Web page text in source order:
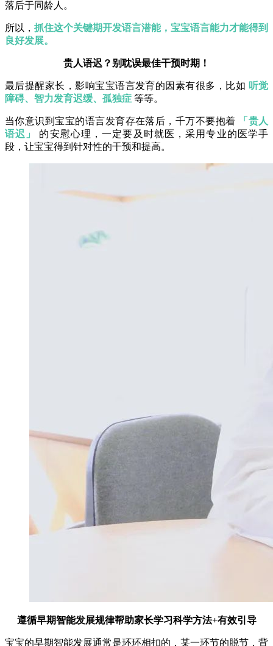
落后于同龄人。
所以， 抓住这个关键期开发语言潜能，宝宝语言能力才能得到
良好发展。
贵人语迟？别耽误最佳干预时期！
最后提醒家长，影响宝宝语言发育的因素有很多，比如 听觉
障碍、智力发育迟缓、孤独症 等等。
当你意识到宝宝的语言发育存在落后，千万不要抱着
「贵人
语迟」
的安慰心理，一定要及时就医，采用专业的医学手
段，让宝宝得到针对性的干预和提高。
遵循早期智能发展规律帮助家长学习科学方法+有效引导
宝宝的早期智能发展通常是环环相扣的，某一环节的脱节，背